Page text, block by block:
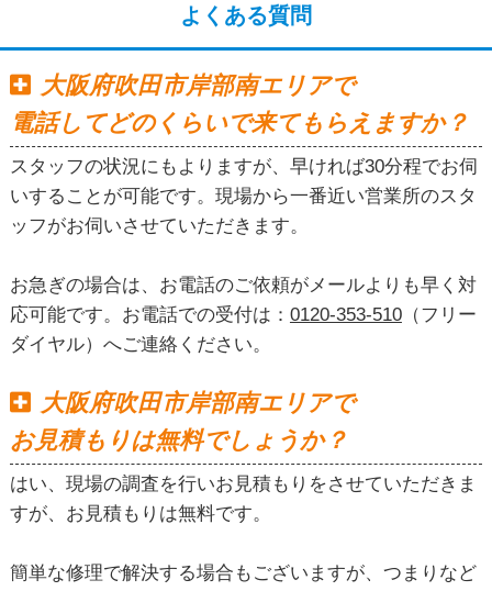
よくある質問
大阪府吹田市岸部南エリアで
電話してどのくらいで来てもらえますか？
スタッフの状況にもよりますが、早ければ30分程でお伺
いすることが可能です。現場から一番近い営業所のスタ
ッフがお伺いさせていただきます。
お急ぎの場合は、お電話のご依頼がメールよりも早く対
応可能です。お電話での受付は： 0120-353-510（フリー
ダイヤル）へご連絡ください。
大阪府吹田市岸部南エリアで
お見積もりは無料でしょうか？
はい、現場の調査を行いお見積もりをさせていただきま
すが、お見積もりは無料です。
簡単な修理で解決する場合もございますが、つまりなど